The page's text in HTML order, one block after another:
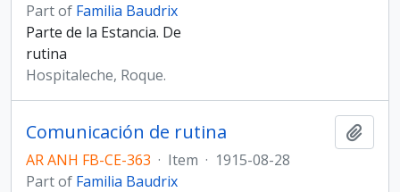
Part of Familia Baudrix
Parte de la Estancia. De
rutina
Hospitaleche, Roque.
Comunicación de rutina
AR ANH FB-CE-363 · Item · 1915-08-28
Part of Familia Baudrix